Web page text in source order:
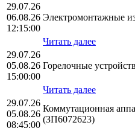
29.07.26
06.08.26
12:15:00
Электромонтажные
Читать далее
29.07.26
05.08.26
15:00:00
Горелочные
Читать далее
29.07.26
05.08.26
08:45:00
Коммутационная
(ЗП6072623)